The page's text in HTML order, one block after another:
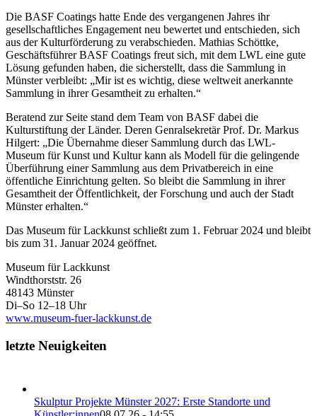
Die BASF Coatings hatte Ende des vergangenen Jahres ihr
gesellschaftliches Engagement neu bewertet und entschieden, sich
aus der Kulturförderung zu verabschieden. Mathias Schöttke,
Geschäftsführer BASF Coatings freut sich, mit dem LWL eine gute
Lösung gefunden haben, die sicherstellt, dass die Sammlung in
Münster verbleibt: „Mir ist es wichtig, diese weltweit anerkannte
Sammlung in ihrer Gesamtheit zu erhalten.“
Beratend zur Seite stand dem Team von BASF dabei die
Kulturstiftung der Länder. Deren Genralsekretär Prof. Dr. Markus
Hilgert: „Die Übernahme dieser Sammlung durch das LWL-
Museum für Kunst und Kultur kann als Modell für die gelingende
Überführung einer Sammlung aus dem Privatbereich in eine
öffentliche Einrichtung gelten. So bleibt die Sammlung in ihrer
Gesamtheit der Öffentlichkeit, der Forschung und auch der Stadt
Münster erhalten.“
Das Museum für Lackkunst schließt zum 1. Februar 2024 und bleibt
bis zum 31. Januar 2024 geöffnet.
Museum für Lackkunst
Windthorststr. 26
48143 Münster
Di–So 12–18 Uhr
www.museum-fuer-lackkunst.de
letzte Neuigkeiten
Skulptur Projekte Münster 2027: Erste Standorte und